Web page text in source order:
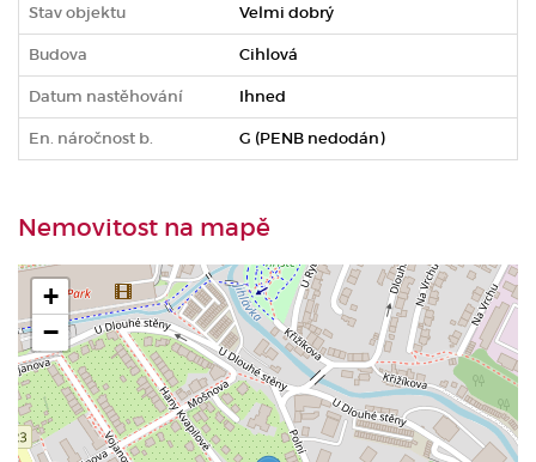
Stav objektu Velmi dobrý
Budova Cihlová
Datum nastěhování Ihned
En. náročnost b. G (PENB nedodán)
Nemovitost na mapě
+
−